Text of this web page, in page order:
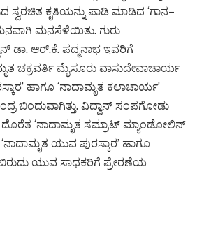
ಕೃತಿಯನ್ನು ಪಾಡಿ ಮಾಡಿದ ‘ಗಾನ–
ಮನಸೆಳೆಯಿತು. ಗುರು
ಡಾ. ಆರ್.ಕೆ. ಪದ್ಮನಾಭ ಇವರಿಗೆ
ಚಕ್ರವರ್ತಿ ಮೈಸೂರು ವಾಸುದೇವಾಚಾರ್ಯ
ಹಾಗೂ ‘ನಾದಾಮೃತ ಕಲಾಚಾರ್ಯ’
ಬಿಂದುವಾಗಿತ್ತು. ವಿದ್ವಾನ್ ಸಂಪಗೋಡು
‘ನಾದಾಮೃತ ಸಮ್ರಾಟ್ ಮ್ಯಾಂಡೋಲಿನ್
‘ನಾದಾಮೃತ ಯುವ ಪುರಸ್ಕಾರ’ ಹಾಗೂ
ಬಿರುದು ಯುವ ಸಾಧಕರಿಗೆ ಪ್ರೇರಣೆಯ